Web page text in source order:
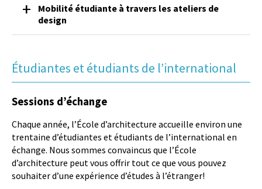
Mobilité étudiante à travers les ateliers de
design
Étudiantes et étudiants de l’international
Sessions d’échange
Chaque année, l’École d’architecture accueille environ une
trentaine d’étudiantes et étudiants de l’international en
échange. Nous sommes convaincus que l’École
d’architecture peut vous offrir tout ce que vous pouvez
souhaiter d’une expérience d’études à l’étranger!